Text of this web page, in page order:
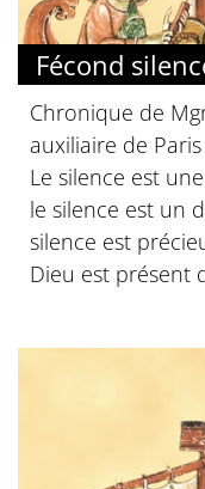
Fécond
Chronique de
auxiliaire de Paris
Le silence est
le silence est un
silence est
Dieu est présent